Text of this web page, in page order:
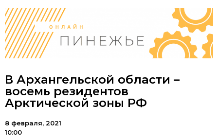
В Архангельской области –
восемь резидентов
Арктической зоны РФ
8 февраля, 2021
10:00